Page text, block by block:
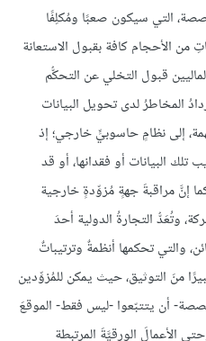
التي سيكون صعبًا ومُكلِفًا
من الأحجام كافة بقبول الاستعانة
قبول التخلي عن التحكُّم
المخاطرُ لدى تحويل البيانات
إلى نظامٍ حاسوبيٍّ خارجي؛ إذ
البيانات أو فقدانها، أو قد
إنَّ مراقبةَ جهةٍ مُزوِّدةٍ خارجية
وتُعَدُّ التجارةُ الدولية أحدَ
والتي تحكمها أنظمةٌ وترتيباتٌ
منَ التوثيق، حيث يمكن للمُزوِّدين
أن يتتبّعوا -ليس فقط- الموقعَ
الأعمالَ الورقيَّةَ المرتبطة